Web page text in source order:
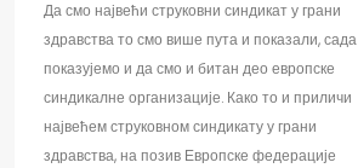
Да смо највећи струковни синдикат у грани
здравства то смо више пута и показали, сада
показујемо и да смо и битан део европске
синдикалне организације. Како то и приличи
највећем струковном синдикату у грани
здравства, на позив Европске федерације